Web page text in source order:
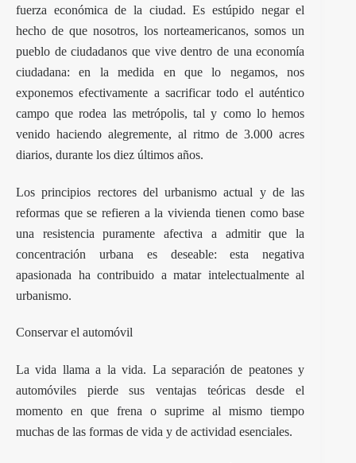
fuerza económica de la ciudad. Es estúpido negar el
hecho de que nosotros, los norteamericanos, somos un
pueblo de ciudadanos que vive dentro de una economía
ciudadana: en la medida en que lo negamos, nos
exponemos efectivamente a sacrificar todo el auténtico
campo que rodea las metrópolis, tal y como lo hemos
venido haciendo alegremente, al ritmo de 3.000 acres
diarios, durante los diez últimos años.
Los principios rectores del urbanismo actual y de las
reformas que se refieren a la vivienda tienen como base
una resistencia puramente afectiva a admitir que la
concentración urbana es deseable: esta negativa
apasionada ha contribuido a matar intelectualmente al
urbanismo.
Conservar el automóvil
La vida llama a la vida. La separación de peatones y
automóviles pierde sus ventajas teóricas desde el
momento en que frena o suprime al mismo tiempo
muchas de las formas de vida y de actividad esenciales.